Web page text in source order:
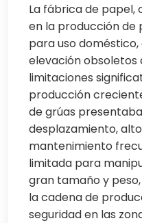
La fábrica de
en la producción de
para uso
elevación
limitaciones
producción
de grúas
desplazamiento,
mantenimiento
limitada para
gran tamaño y
la cadena de
seguridad en las